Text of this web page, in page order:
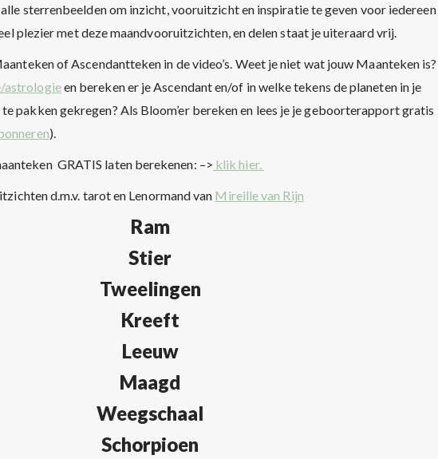
sterrenbeelden om inzicht, vooruitzicht en inspiratie te geven voor iedereen
plezier met deze maandvooruitzichten, en delen staat je uiteraard vrij.
of Ascendantteken in de video’s. Weet je niet wat jouw Maanteken is?
astrologieen bereken er je Ascendant en/of in welke tekens de planeten in je
pakken gekregen? Als Bloom’er bereken en lees je je geboorterapport gratis
).
GRATIS laten berekenen: –> klik hier.
d.m.v. tarot en Lenormand van Mireille van Rijn
Ram
Stier
Tweelingen
Kreeft
Leeuw
Maagd
Weegschaal
Schorpioen